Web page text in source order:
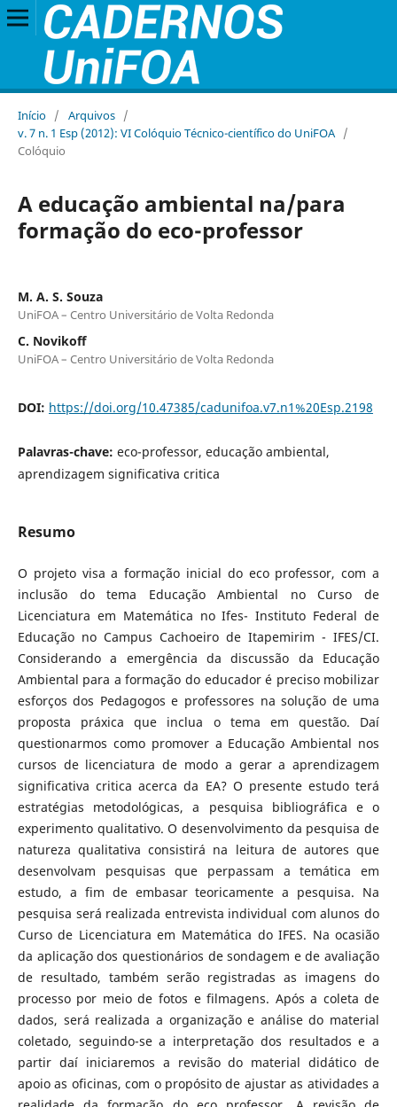
Início / Arquivos /
v. 7 n. 1 Esp (2012): VI Colóquio Técnico-científico do UniFOA /
Colóquio
A educação ambiental na/para
formação do eco-professor
M. A. S. Souza
UniFOA – Centro Universitário de Volta Redonda
C. Novikoff
UniFOA – Centro Universitário de Volta Redonda
DOI: https://doi.org/10.47385/cadunifoa.v7.n1%20Esp.2198
Palavras-chave: eco-professor, educação ambiental,
aprendizagem significativa critica
Resumo
O projeto visa a formação inicial do eco professor, com a
inclusão do tema Educação Ambiental no Curso de
Licenciatura em Matemática no Ifes- Instituto Federal de
Educação no Campus Cachoeiro de Itapemirim - IFES/CI.
Considerando a emergência da discussão da Educação
Ambiental para a formação do educador é preciso mobilizar
esforços dos Pedagogos e professores na solução de uma
proposta práxica que inclua o tema em questão. Daí
questionarmos como promover a Educação Ambiental nos
cursos de licenciatura de modo a gerar a aprendizagem
significativa critica acerca da EA? O presente estudo terá
estratégias metodológicas, a pesquisa bibliográfica e o
experimento qualitativo. O desenvolvimento da pesquisa de
natureza qualitativa consistirá na leitura de autores que
desenvolvam pesquisas que perpassam a temática em
estudo, a fim de embasar teoricamente a pesquisa. Na
pesquisa será realizada entrevista individual com alunos do
Curso de Licenciatura em Matemática do IFES. Na ocasião
da aplicação dos questionários de sondagem e de avaliação
de resultado, também serão registradas as imagens do
processo por meio de fotos e filmagens. Após a coleta de
dados, será realizada a organização e análise do material
coletado, seguindo-se a interpretação dos resultados e a
partir daí iniciaremos a revisão do material didático de
apoio as oficinas, com o propósito de ajustar as atividades a